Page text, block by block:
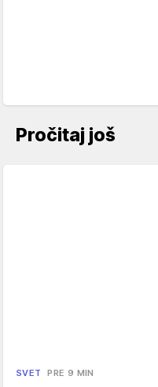
Pročitaj još
SVET PRE 9 MIN